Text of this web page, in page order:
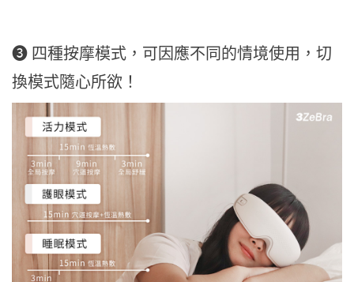
❸ 四種按摩模式，可因應不同的情境使用，切
換模式隨心所欲！